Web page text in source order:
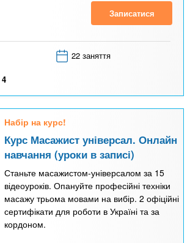
Записатися
22 заняття
4
Набір на курс!
Курс Масажист універсал. Онлайн
навчання (уроки в записі)
Станьте масажистом-універсалом за 15
відеоуроків. Опануйте професійні техніки
масажу трьома мовами на вибір. 2 офіційні
сертифікати для роботи в Україні та за
кордоном.